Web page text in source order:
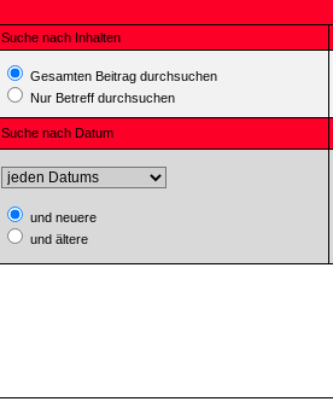
Suche nach Inhalten
Gesamten Beitrag durchsuchen
Nur Betreff durchsuchen
Suche nach Datum
und neuere
und ältere